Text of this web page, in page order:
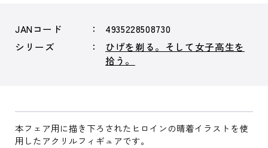
JANコード
4935228508730
シリーズ
ひげを剃る。そして女子高生を
拾う。
本フェア用に描き下ろされたヒロインの晴着イラストを使
用したアクリルフィギュアです。